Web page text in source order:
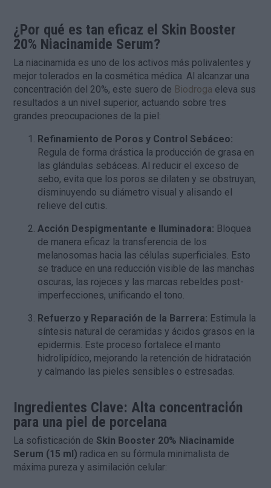
¿Por qué es tan eficaz el Skin Booster
20% Niacinamide Serum?
La niacinamida es uno de los activos más polivalentes y
mejor tolerados en la cosmética médica. Al alcanzar una
concentración del 20%, este suero de Biodroga eleva sus
resultados a un nivel superior, actuando sobre tres
grandes preocupaciones de la piel:
Refinamiento de Poros y Control Sebáceo:
Regula de forma drástica la producción de grasa en
las glándulas sebáceas. Al reducir el exceso de
sebo, evita que los poros se dilaten y se obstruyan,
disminuyendo su diámetro visual y alisando el
relieve del cutis.
Acción Despigmentante e Iluminadora: Bloquea
de manera eficaz la transferencia de los
melanosomas hacia las células superficiales. Esto
se traduce en una reducción visible de las manchas
oscuras, las rojeces y las marcas rebeldes post-
imperfecciones, unificando el tono.
Refuerzo y Reparación de la Barrera: Estimula la
síntesis natural de ceramidas y ácidos grasos en la
epidermis. Este proceso fortalece el manto
hidrolipídico, mejorando la retención de hidratación
y calmando las pieles sensibles o estresadas.
Ingredientes Clave: Alta concentración
para una piel de porcelana
La sofisticación de Skin Booster 20% Niacinamide
Serum (15 ml) radica en su fórmula minimalista de
máxima pureza y asimilación celular: